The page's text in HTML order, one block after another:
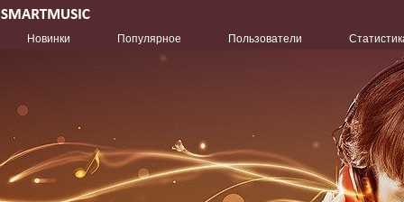
Новинки Популярное Пользователи